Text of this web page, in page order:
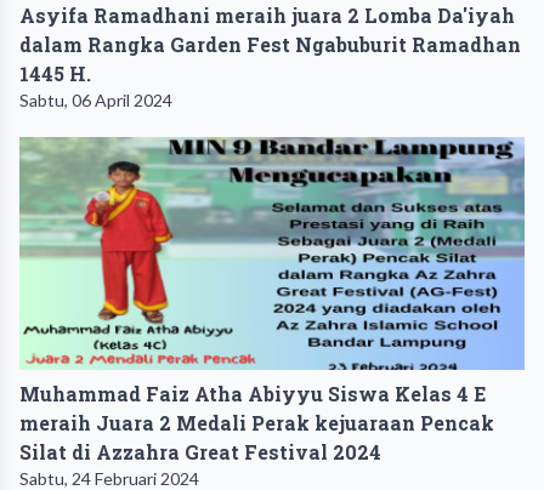
Asyifa Ramadhani meraih juara 2 Lomba Da'iyah
dalam Rangka Garden Fest Ngabuburit Ramadhan
1445 H.
Sabtu, 06 April 2024
Muhammad Faiz Atha Abiyyu Siswa Kelas 4 E
meraih Juara 2 Medali Perak kejuaraan Pencak
Silat di Azzahra Great Festival 2024
Sabtu, 24 Februari 2024